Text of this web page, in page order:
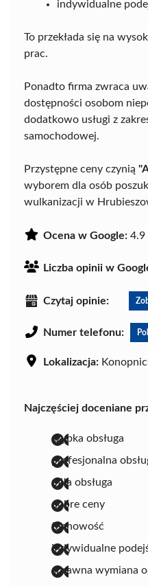
indywidualne
To przekłada się na
prac.
Ponadto firma zwraca
dostępności osobom
dodatkowo usługi z
samochodowej.
Przystępne ceny czynią
wyborem dla osób
wulkanizacji w
Ocena w Google: 4.9
Liczba opinii w
Czytaj opinie:
Numer telefonu:
Lokalizacja:
Najczęściej doceniane
szybka obsługa
profesjonalna
miła obsługa
dobre ceny
fachowość
indywidualne
sprawna wymiana